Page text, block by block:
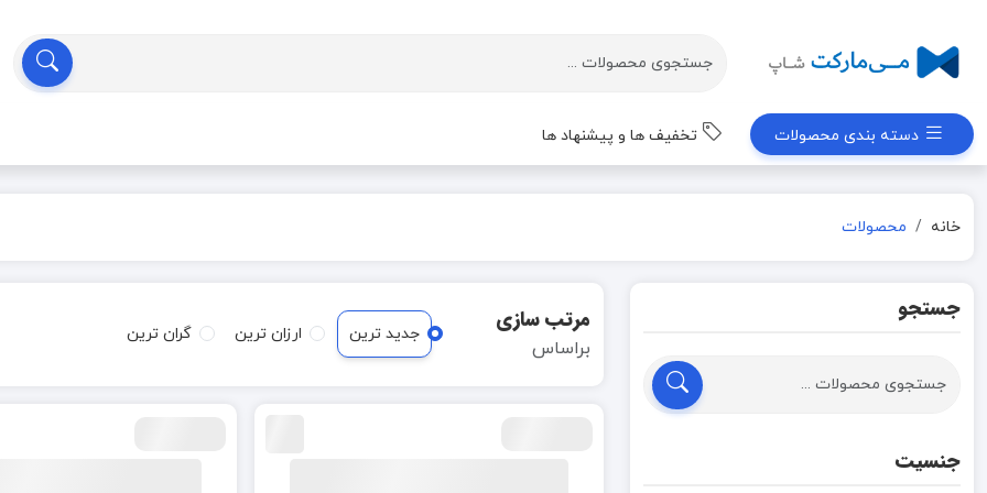
دسته بندی محصولات تخفیف ها و پیشنهاد ها
خانه محصولات
جستجو
جنسیت
مرتب سازی
براساس
جدید ترین ارزان ترین گران ترین